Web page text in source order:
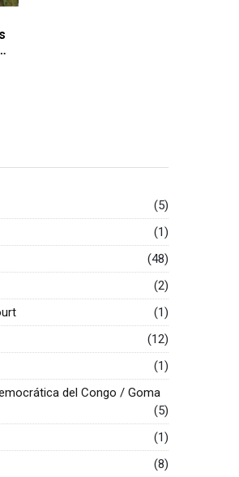
(5)
(1)
(48)
(2)
(1)
(12)
(1)
del Congo / Goma
(5)
(1)
(8)